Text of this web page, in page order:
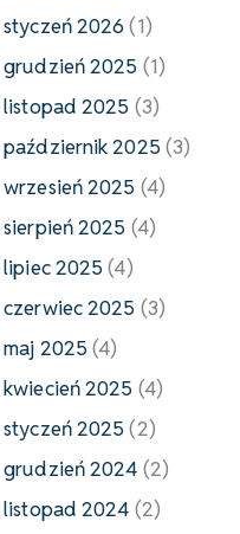
styczeń 2026 (1)
grudzień 2025 (1)
listopad 2025 (3)
październik 2025 (3)
wrzesień 2025 (4)
sierpień 2025 (4)
lipiec 2025 (4)
czerwiec 2025 (3)
maj 2025 (4)
kwiecień 2025 (4)
styczeń 2025 (2)
grudzień 2024 (2)
listopad 2024 (2)